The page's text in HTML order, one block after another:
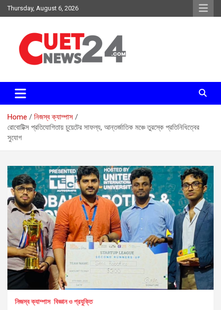
Skip
to
Thursday, August 6, 2026
চুয়েট নিউজ২৪
Home
নিজস্ব ক্যাম্পাস
রোবোটিক্স প্রতিযোগিতায় চুয়েটের সাফল্য, আন্তর্জাতিক মঞ্চে তুরস্কে প্রতিনিধিত্বের
সুযোগ
নিজস্ব ক্যাম্পাস বিজ্ঞান ও প্রযুক্তি